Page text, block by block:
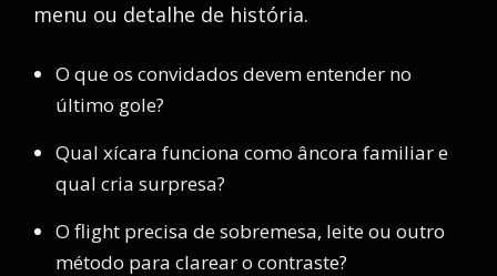
menu ou detalhe de história.
O que os convidados devem entender no
último gole?
Qual xícara funciona como âncora familiar e
qual cria surpresa?
O flight precisa de sobremesa, leite ou outro
método para clarear o contraste?